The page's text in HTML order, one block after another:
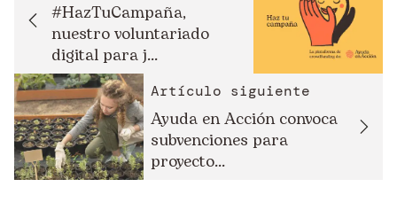
#HazTuCampaña,
nuestro voluntariado
digital para j...
Artículo siguiente
Ayuda en Acción convoca
subvenciones para
proyecto...